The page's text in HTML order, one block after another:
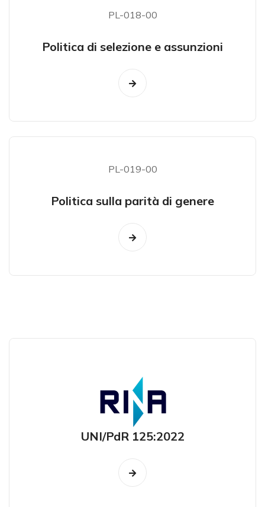
PL-018-00
Politica di selezione e assunzioni
PL-019-00
Politica sulla parità di genere
UNI/PdR 125:2022